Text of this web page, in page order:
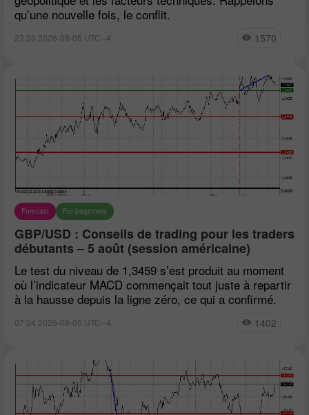
qu’une nouvelle fois, le conflit.
23:39 2026-08-05 UTC--4 1570
Forecast For beginners
GBP/USD : Conseils de trading pour les traders
débutants – 5 août (session américaine)
Le test du niveau de 1,3459 s’est produit au moment
où l’indicateur MACD commençait tout juste à repartir
à la hausse depuis la ligne zéro, ce qui a confirmé.
07:24 2026-08-05 UTC--4 1402